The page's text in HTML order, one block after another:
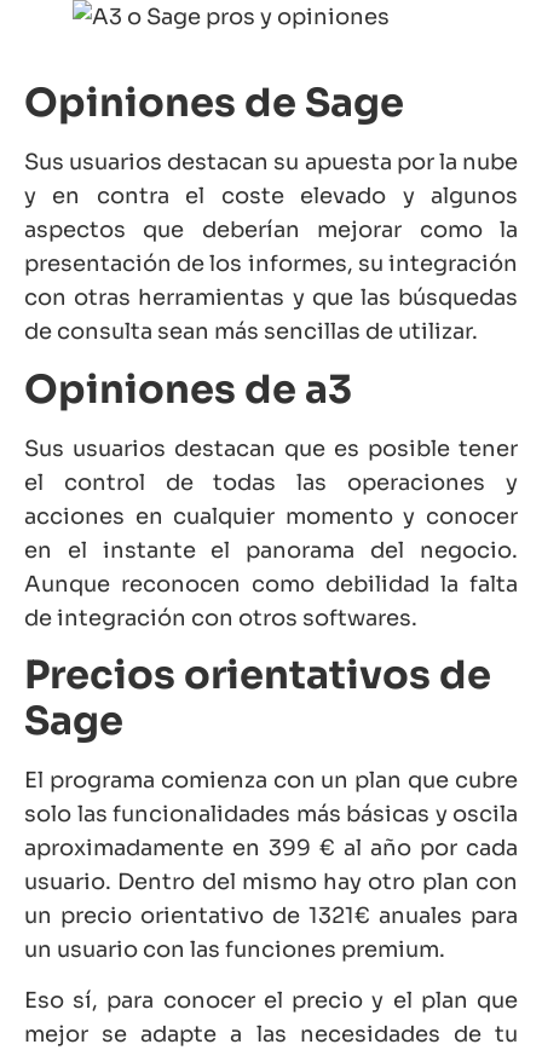
Opiniones de Sage
Sus usuarios destacan su apuesta por la nube
y en contra el coste elevado y algunos
aspectos que deberían mejorar como la
presentación de los informes, su integración
con otras herramientas y que las búsquedas
de consulta sean más sencillas de utilizar.
Opiniones de a3
Sus usuarios destacan que es posible tener
el control de todas las operaciones y
acciones en cualquier momento y conocer
en el instante el panorama del negocio.
Aunque reconocen como debilidad la falta
de integración con otros softwares.
Precios orientativos de
Sage
El programa comienza con un plan que cubre
solo las funcionalidades más básicas y oscila
aproximadamente en 399 € al año por cada
usuario. Dentro del mismo hay otro plan con
un precio orientativo de 1321€ anuales para
un usuario con las funciones premium.
Eso sí, para conocer el precio y el plan que
mejor se adapte a las necesidades de tu